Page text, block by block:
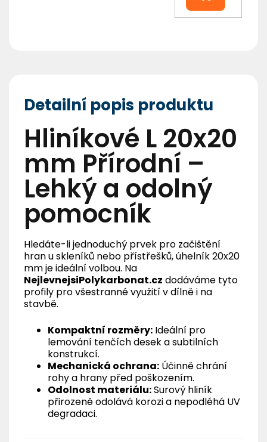
Detailní popis produktu
Hliníkové L 20x20
mm Přírodní –
Lehký a odolný
pomocník
Hledáte-li jednoduchý prvek pro začištění
hran u skleníků nebo přístřešků, úhelník 20x20
mm je ideální volbou. Na
NejlevnejsiPolykarbonat.cz dodáváme tyto
profily pro všestranné využití v dílně i na
stavbě.
Kompaktní rozměry: Ideální pro
lemování tenčích desek a subtilních
konstrukcí.
Mechanická ochrana: Účinně chrání
rohy a hrany před poškozením.
Odolnost materiálu:Surový hliník
přirozeně odolává korozi a nepodléhá UV
degradaci.